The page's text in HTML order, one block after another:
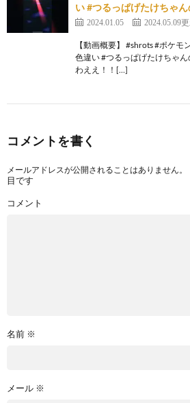
い #つるっぱげたけちゃ
2024.01.05 2024.05.09
【動画概要】 #shrots #ポケ
色違い #つるっぱげたけちゃ
わええ！！[…]
コメントを書く
メールアドレスが公開されることはありません。
目です
コメント
名前 ※
メール ※